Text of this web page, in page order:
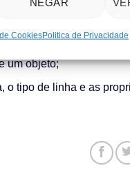
CookiesPolitica de Privacidade
copiada do objeto
a opção ‘Copy’ e de
uma medida de
um objeto;
o tipo de linha e as